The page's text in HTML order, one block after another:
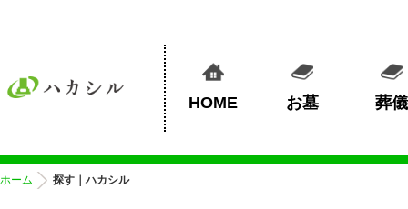
HOME お墓 葬儀
ホーム 探す｜ハカシル